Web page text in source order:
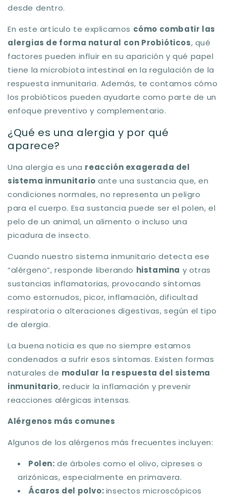
desde dentro.
En este artículo te explicamos cómo combatir las
alergias de forma natural con Probióticos, qué
factores pueden influir en su aparición y qué papel
tiene la microbiota intestinal en la regulación de la
respuesta inmunitaria. Además, te contamos cómo
los probióticos pueden ayudarte como parte de un
enfoque preventivo y complementario.
¿Qué es una alergia y por qué
aparece?
Una alergia es una reacción exagerada del
sistema inmunitario ante una sustancia que, en
condiciones normales, no representa un peligro
para el cuerpo. Esa sustancia puede ser el polen, el
pelo de un animal, un alimento o incluso una
picadura de insecto.
Cuando nuestro sistema inmunitario detecta ese
“alérgeno”, responde liberando histamina y otras
sustancias inflamatorias, provocando síntomas
como estornudos, picor, inflamación, dificultad
respiratoria o alteraciones digestivas, según el tipo
de alergia.
La buena noticia es que no siempre estamos
condenados a sufrir esos síntomas. Existen formas
naturales de modular la respuesta del sistema
inmunitario, reducir la inflamación y prevenir
reacciones alérgicas intensas.
Alérgenos más comunes
Algunos de los alérgenos más frecuentes incluyen:
Polen: de árboles como el olivo, cipreses o
arizónicas, especialmente en primavera.
Ácaros del polvo:insectos microscópicos